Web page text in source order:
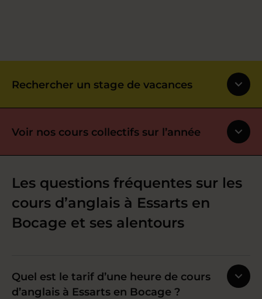
Rechercher un stage de vacances
Voir nos cours collectifs sur l’année
Les questions fréquentes sur les
cours d’anglais à Essarts en
Bocage et ses alentours
Quel est le tarif d’une heure de cours
d’anglais à Essarts en Bocage ?